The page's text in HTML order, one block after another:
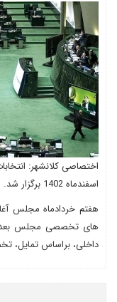
اختصاصی کلانشهر:
اسفندماه 1402 برگزار شد.
هفتم خردادماه مجلس
های تخصصی مجلس بعد
داخلی، براساس تمایل،